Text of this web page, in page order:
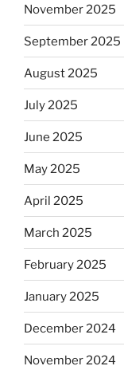
November 2025
September 2025
August 2025
July 2025
June 2025
May 2025
April 2025
March 2025
February 2025
January 2025
December 2024
November 2024